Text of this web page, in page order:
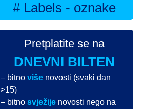
# Labels - oznake
Pretplatite se na
DNEVNI BILTEN
– bitnoviše novosti (svaki dan
>15)
– bitnosvježije novosti nego na